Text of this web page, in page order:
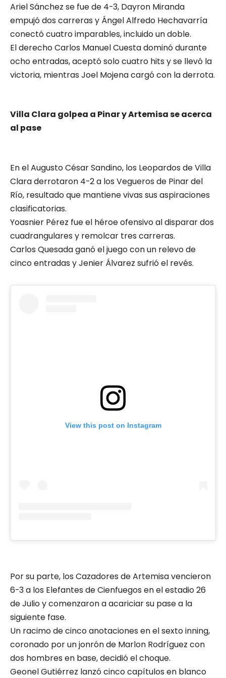
Ariel Sánchez se fue de 4-3, Dayron Miranda
empujó dos carreras y Ángel Alfredo Hechavarría
conectó cuatro imparables, incluido un doble.
El derecho Carlos Manuel Cuesta dominó durante
ocho entradas, aceptó solo cuatro hits y se llevó la
victoria, mientras Joel Mojena cargó con la derrota.
Villa Clara golpea a Pinar y Artemisa se acerca
al pase
En el Augusto César Sandino, los Leopardos de Villa
Clara derrotaron 4-2 a los Vegueros de Pinar del
Río, resultado que mantiene vivas sus aspiraciones
clasificatorias.
Yoasnier Pérez fue el héroe ofensivo al disparar dos
cuadrangulares y remolcar tres carreras.
Carlos Quesada ganó el juego con un relevo de
cinco entradas y Jenier Álvarez sufrió el revés.
View this post on Instagram
Por su parte, los Cazadores de Artemisa vencieron
6-3 a los Elefantes de Cienfuegos en el estadio 26
de Julio y comenzaron a acariciar su pase a la
siguiente fase.
Un racimo de cinco anotaciones en el sexto inning,
coronado por un jonrón de Marlon Rodríguez con
dos hombres en base, decidió el choque.
Geonel Gutiérrez lanzó cinco capítulos en blanco